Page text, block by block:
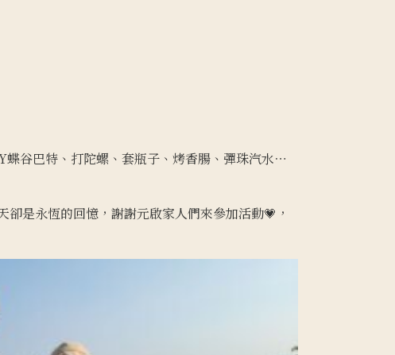
谷巴特、打陀螺、套瓶子、烤香腸、彈珠汽水⋯
是永恆的回憶，謝謝元啟家人們來參加活動💗，